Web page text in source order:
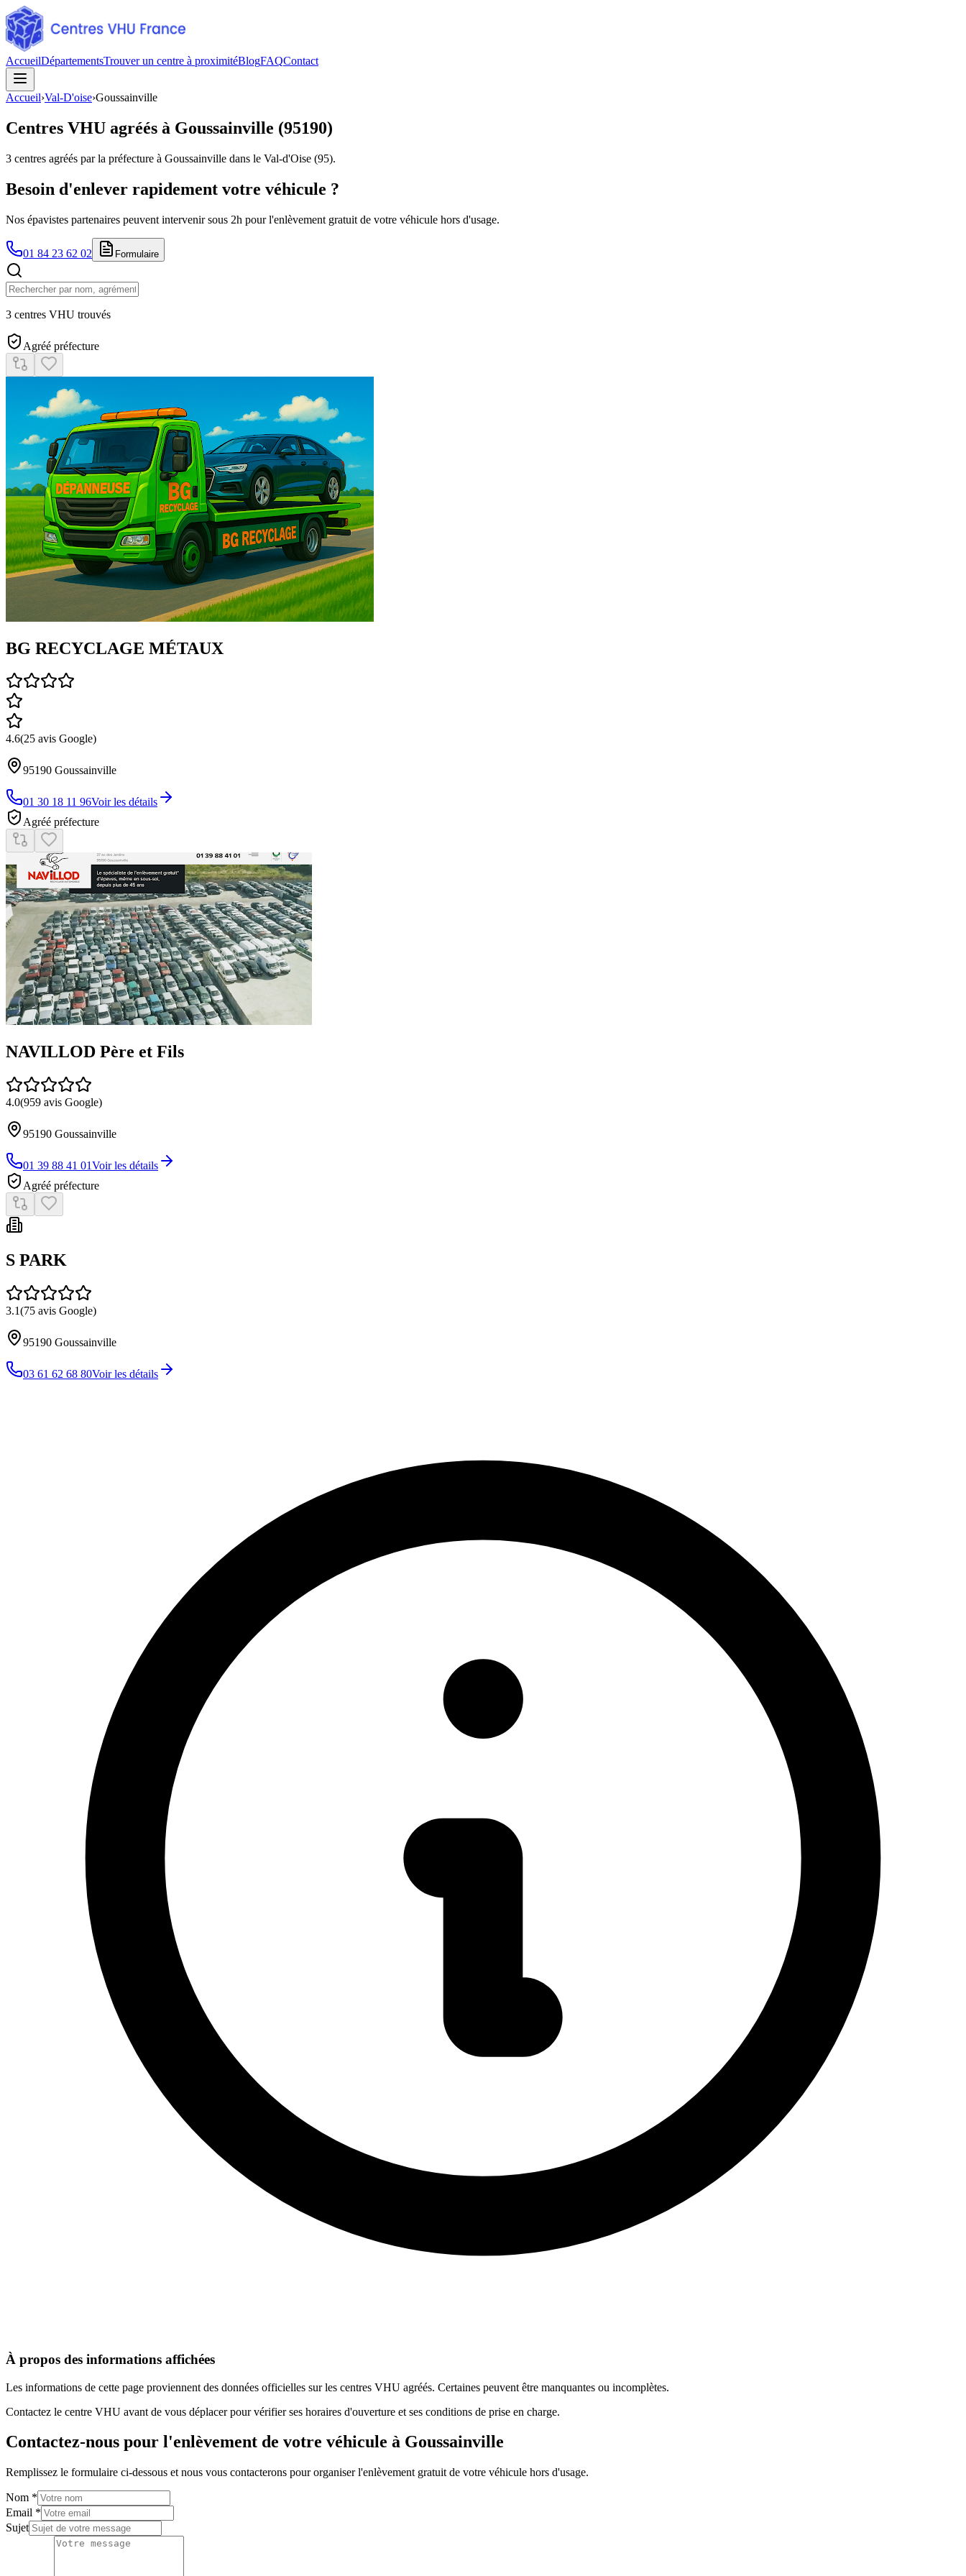
AccueilDépartementsTrouver un centre à proximitéBlogFAQContact
Accueil›Val-D'oise›Goussainville
Centres VHU agréés à Goussainville (95190)
3 centres agréés par la préfecture à Goussainville dans le Val-d'Oise (95).
Besoin d'enlever rapidement votre véhicule ?
Nos épavistes partenaires peuvent intervenir sous 2h pour l'enlèvement gratuit de votre véhicule hors d'usage.
01 84 23 62 02 Formulaire
3 centres VHU trouvés
Agréé préfecture
BG RECYCLAGE MÉTAUX
4.6(25 avis Google)
95190 Goussainville
01 30 18 11 96Voir les détails
Agréé préfecture
NAVILLOD Père et Fils
4.0(959 avis Google)
95190 Goussainville
01 39 88 41 01Voir les détails
Agréé préfecture
S PARK
3.1(75 avis Google)
95190 Goussainville
03 61 62 68 80Voir les détails
À propos des informations affichées
Les informations de cette page proviennent des données officielles sur les centres VHU agréés. Certaines peuvent être manquantes ou incomplètes.
Contactez le centre VHU avant de vous déplacer pour vérifier ses horaires d'ouverture et ses conditions de prise en charge.
Contactez-nous pour l'enlèvement de votre véhicule à Goussainville
Remplissez le formulaire ci-dessous et nous vous contacterons pour organiser l'enlèvement gratuit de votre véhicule hors d'usage.
Nom *
Email *
Sujet